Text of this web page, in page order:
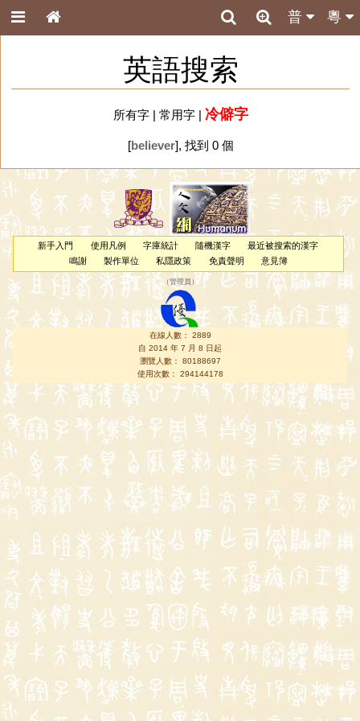
粵
普
英語搜索
所有字| 常用字| 冷僻字
[believer], 找到 0 個
新手入門 使用凡例 字庫統計 隨機漢字
最近被搜索的漢字
鳴謝
製作單位 私隱政策 免責聲明 意見簿
（管理員 ）
在線人數： 2889
自 2014 年 7 月 8 日起
瀏覽人數： 80188697
使用次數： 294144178